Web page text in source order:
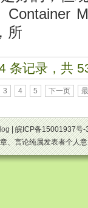
所
条记录，共
3 4 5 下一页
| 皖ICP备15001937号
、言论纯属发表者个人